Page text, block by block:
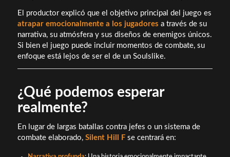
El productor explicó que el objetivo principal del juego es
atrapar emocionalmente a los jugadores a través de su
narrativa, su atmósfera y sus diseños de enemigos únicos.
Si bien el juego puede incluir momentos de combate, su
enfoque está lejos de ser el de un Soulslike.
¿Qué podemos esperar
realmente?
En lugar de largas batallas contra jefes o un sistema de
combate elaborado, Silent Hill Fse centrará en: